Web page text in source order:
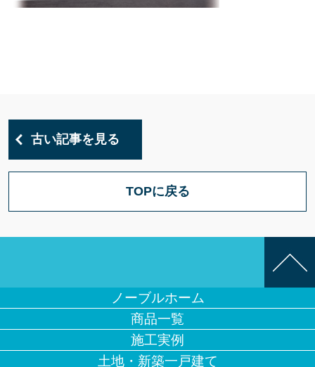
古い記事を見る
TOPに戻る
ノーブルホーム
商品一覧
施工実例
土地・新築一戸建て